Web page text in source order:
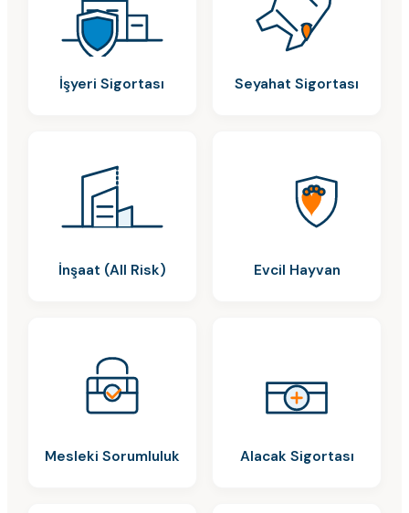
İşyeri Sigortası Seyahat Sigortası
İnşaat (All Risk) Evcil Hayvan
Mesleki Sorumluluk Alacak Sigortası